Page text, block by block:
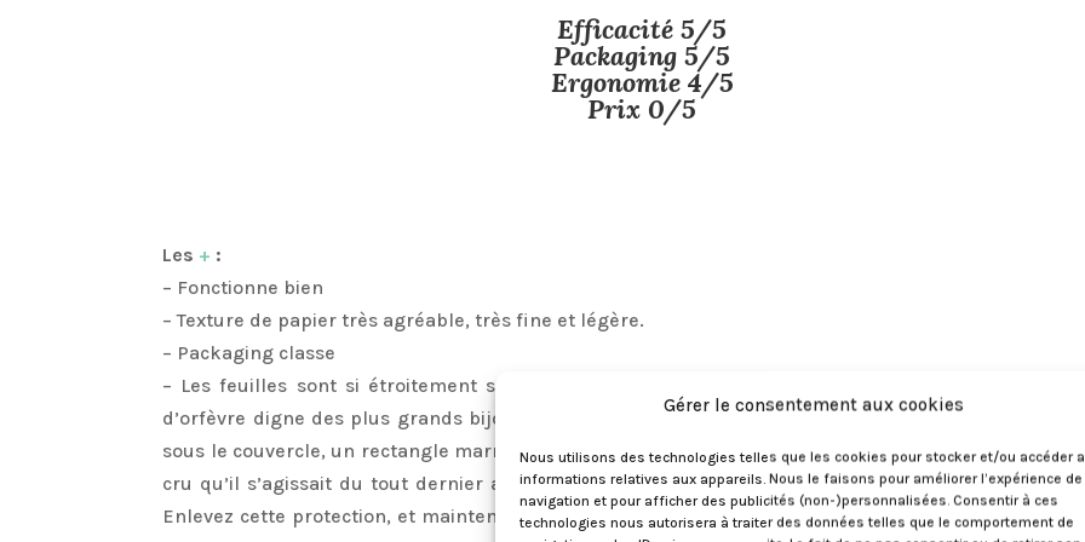
Gérer le consentement aux cookies
Nous utilisons des technologies telles que les cookies pour stocker et/ou accéder
informations relatives aux appareils. Nous le faisons pour améliorer l’expérience de
navigation et pour afficher des publicités (non-)personnalisées. Consentir à ces
technologies nous autorisera à traiter des données telles que le comportement de
Efficacité 5/5
Packaging 5/5
Ergonomie 4/5
Prix 0/5
Les + :
– Fonctionne bien
– Texture de papier très agréable, très fine et légère.
– Packaging classe
– Les feuilles sont si étroitement serrées les unes aux autres qu’en prendre une relève d’un
d’orfèvre digne des plus grands bijoutiers. Mais oups ! J’étais passée à côté de LA super astuce
sous le couvercle, un rectangle marron d’apparence anodine dissimule un secret (bon perso j’ai
cru qu’il s’agissait du tout dernier antivol à la mode). Mais ce rectangle recouvre un scotch très
Enlevez cette protection, et maintenant chaque fois que vous rabattez le couvercle, en pressant un